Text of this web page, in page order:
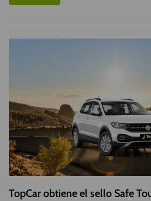
TopCar obtiene el sello Safe